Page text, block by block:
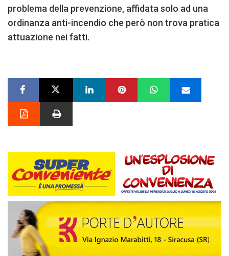
problema della prevenzione, affidata solo ad una
ordinanza anti-incendio che però non trova pratica
attuazione nei fatti.